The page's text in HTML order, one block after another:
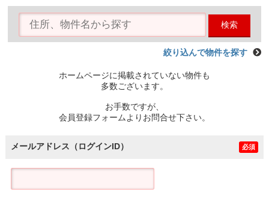
検索
絞り込んで物件を探す
ホームページに掲載されていない物件も
多数ございます。
お手数ですが、
会員登録フォームよりお問合せ下さい。
メールアドレス（ログインID） 必須